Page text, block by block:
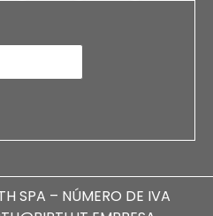
SPA – NÚMERO DE IVA